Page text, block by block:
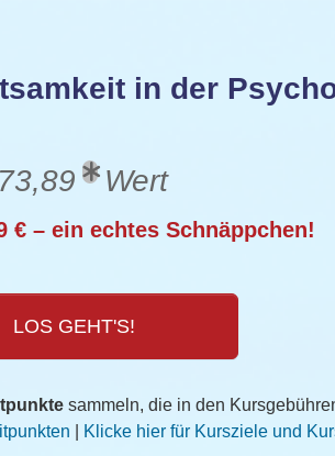
in der
Wert
€ – ein echtes Schnäppchen!
LOS GEHT'S!
sammeln, die in den
Klicke hier für Kursziele und